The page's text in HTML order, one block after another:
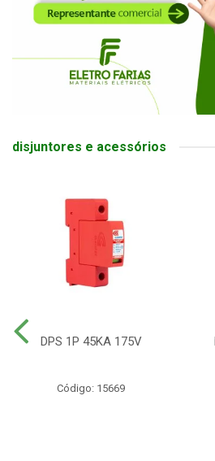
disjuntores e acessórios
DPS 1P 45KA 175V
Código: 15669